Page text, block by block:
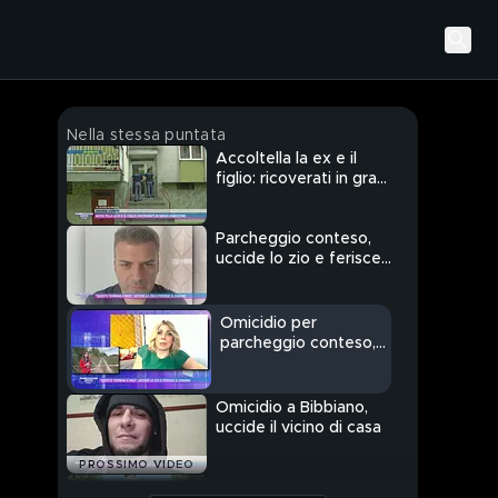
Nella stessa puntata
Accoltella la ex e il
figlio: ricoverati in gravi
Parcheggio conteso,
uccide lo zio e ferisce
Omicidio per
parcheggio conteso,
PROSSIMO VIDEO
Omicidio a Bibbiano,
uccide il vicino di casa